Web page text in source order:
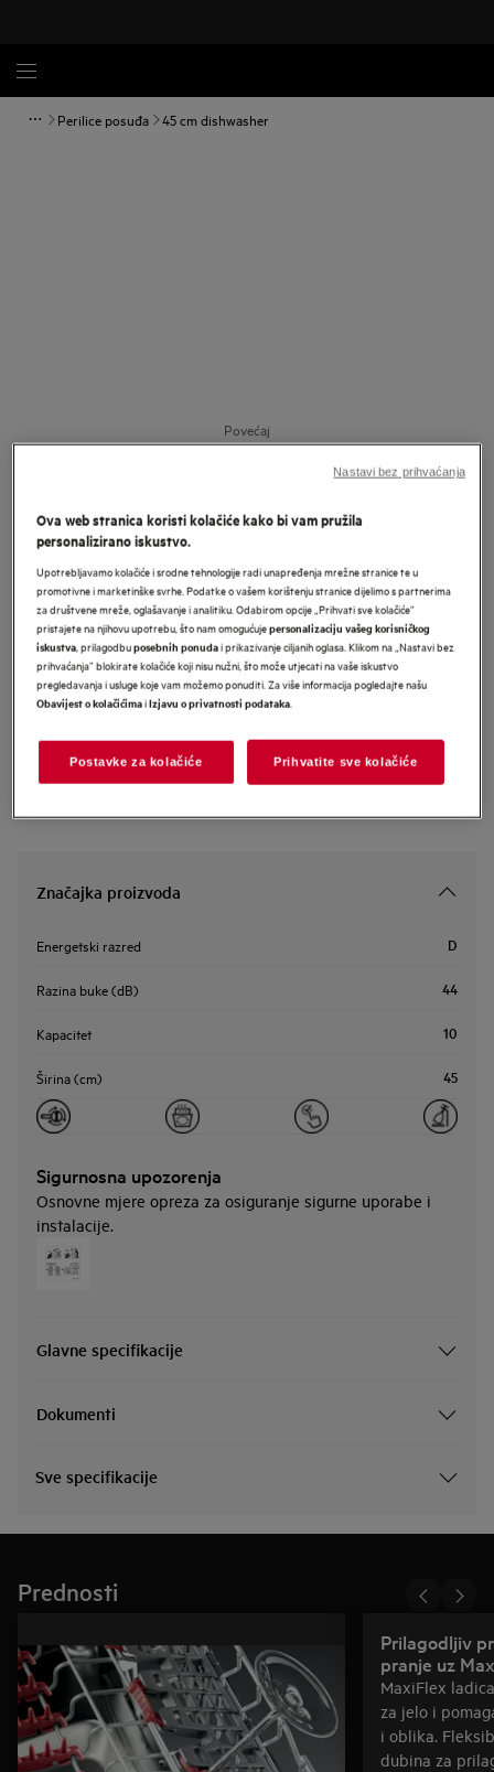
Perilice posuđa 45 cm dishwasher
Povećaj
FSE73527P
AEG 7000 perilica posuđa
(integrirana) s AirDry tehnologijom
Informacijski list proizvoda
Za sigurno korištenje proizvoda pročitajte cijeli korisnički
priručnik.
Značajka proizvoda
Energetski razred D
Razina buke (dB) 44
Kapacitet 10
Širina (cm) 45
Sigurnosna upozorenja
Osnovne mjere opreza za osiguranje sigurne uporabe i
instalacije.
Glavne specifikacije
Dokumenti
Sve specifikacije
Prednosti
Prilagodljiv
pranje uz
MaxiFlex
za jelo i
i oblika.
dubina za
Ova web stranica koristi kolačiće kako bi vam pružila
personalizirano iskustvo.
Upotrebljavamo kolačiće i srodne tehnologije radi unapređenja mrežne stranice te u
promotivne i marketinške svrhe. Podatke o vašem korištenju stranice dijelimo s partnerima
za društvene mreže, oglašavanje i analitiku. Odabirom opcije „Prihvati sve kolačiće”
pristajete na njihovu upotrebu, što nam omogućujepersonalizaciju vašeg korisničkog
iskustva, prilagodbuposebnih ponudai prikazivanje ciljanih oglasa. Klikom na „Nastavi bez
prihvaćanja” blokirate kolačiće koji nisu nužni, što može utjecati na vaše iskustvo
pregledavanja i usluge koje vam možemo ponuditi. Za više informacija pogledajte našu
Obavijest o kolačićimaiIzjavu o privatnosti podataka.
Postavke za kolačiće Prihvatite sve kolačiće
Nastavi bez prihvaćanja